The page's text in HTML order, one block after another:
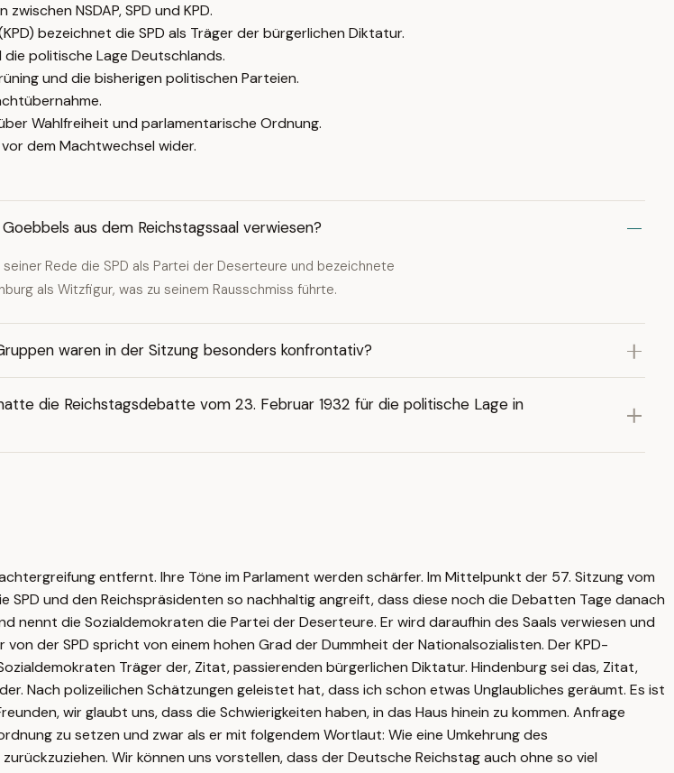
NSDAP, SPD und KPD.
bezeichnet die SPD als Träger der bürgerlichen Diktatur.
politische Lage Deutschlands.
und die bisherigen politischen Parteien.
Wahlfreiheit und parlamentarische Ordnung.
dem Machtwechsel wider.
aus dem Reichstagssaal verwiesen?
Rede die SPD als Partei der Deserteure und bezeichnete
als Witzfigur, was zu seinem Rausschmiss führte.
waren in der Sitzung besonders konfrontativ?
die Reichstagsdebatte vom 23. Februar 1932 für die politische Lage in
entfernt. Ihre Töne im Parlament werden schärfer. Im Mittelpunkt der 57. Sitzung vom
und den Reichspräsidenten so nachhaltig angreift, dass diese noch die Debatten Tage danach
die Sozialdemokraten die Partei der Deserteure. Er wird daraufhin des Saals verwiesen und
der SPD spricht von einem hohen Grad der Dummheit der Nationalsozialisten. Der KPD-
Träger der, Zitat, passierenden bürgerlichen Diktatur. Hindenburg sei das, Zitat,
Nach polizeilichen Schätzungen geleistet hat, dass ich schon etwas Unglaubliches geräumt. Es ist
wir glaubt uns, dass die Schwierigkeiten haben, in das Haus hinein zu kommen. Anfrage
zu setzen und zwar als er mit folgendem Wortlaut: Wie eine Umkehrung des
Wir können uns vorstellen, dass der Deutsche Reichstag auch ohne so viel